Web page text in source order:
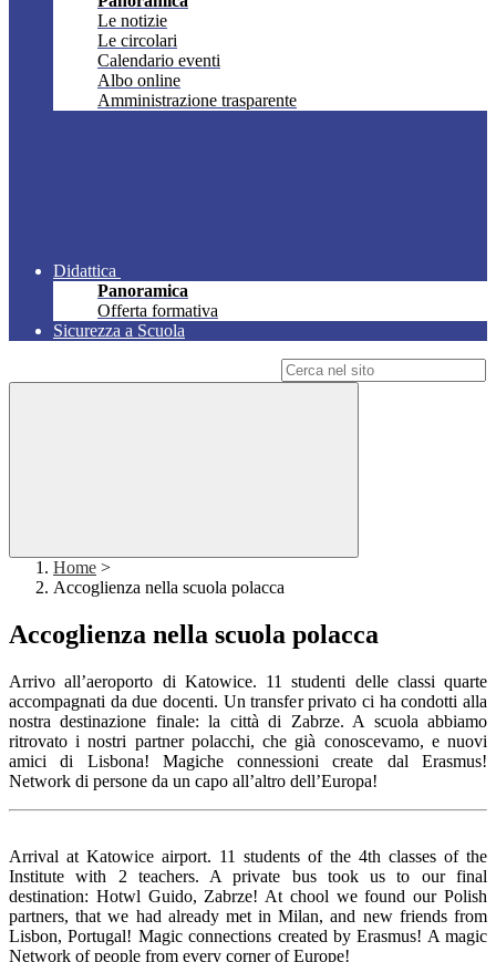
Le notizie
Le circolari
Calendario eventi
Albo online
Amministrazione trasparente
Didattica
Panoramica
Offerta formativa
Sicurezza a Scuola
Home >
Accoglienza nella scuola polacca
Accoglienza nella scuola polacca
Arrivo all’aeroporto di Katowice. 11 studenti delle classi quarte
accompagnati da due docenti. Un transfer privato ci ha condotti alla
nostra destinazione finale: la città di Zabrze. A scuola abbiamo
ritrovato i nostri partner polacchi, che già conoscevamo, e nuovi
amici di Lisbona! Magiche connessioni create dal Erasmus!
Network di persone da un capo all’altro dell’Europa!
Arrival at Katowice airport. 11 students of the 4th classes of the
Institute with 2 teachers. A private bus took us to our final
destination: Hotwl Guido, Zabrze! At chool we found our Polish
partners, that we had already met in Milan, and new friends from
Lisbon, Portugal! Magic connections created by Erasmus! A magic
Network of people from every corner of Europe!